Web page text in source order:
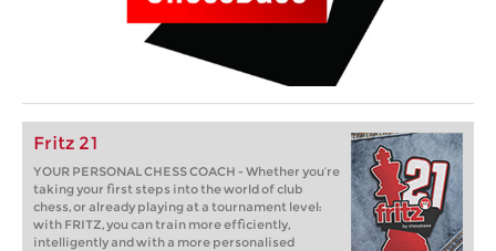
Fritz 21
YOUR PERSONAL CHESS COACH - Whether you’re
taking your first steps into the world of club
chess, or already playing at a tournament level:
with FRITZ, you can train more efficiently,
intelligently and with a more personalised